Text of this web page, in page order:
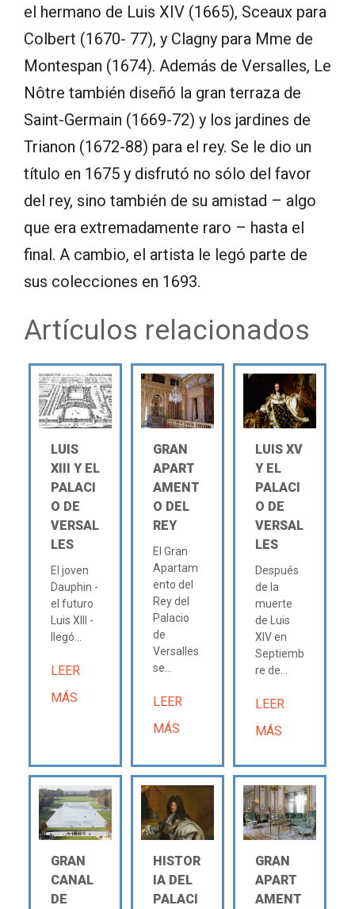
el hermano de Luis XIV (1665), Sceaux para
Colbert (1670- 77), y Clagny para Mme de
Montespan (1674). Además de Versalles, Le
Nôtre también diseñó la gran terraza de
Saint-Germain (1669-72) y los jardines de
Trianon (1672-88) para el rey. Se le dio un
título en 1675 y disfrutó no sólo del favor
del rey, sino también de su amistad – algo
que era extremadamente raro – hasta el
final. A cambio, el artista le legó parte de
sus colecciones en 1693.
Artículos relacionados
LUIS
XIII Y EL
PALACI
O DE
VERSAL
LES
El joven
Dauphin -
el futuro
Luis XIII -
llegó...
LEER
MÁS
GRAN
APART
AMENT
O DEL
REY
El Gran
Apartam
ento del
Rey del
Palacio
de
Versalles
se...
LEER
MÁS
LUIS XV
Y EL
PALACI
O DE
VERSAL
LES
Después
de la
muerte
de Luis
XIV en
Septiemb
re de...
LEER
MÁS
GRAN
CANAL
DE
HISTOR
IA DEL
PALACI
GRAN
APART
AMENT